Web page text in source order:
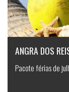
ANGRA DOS
Pacote férias de